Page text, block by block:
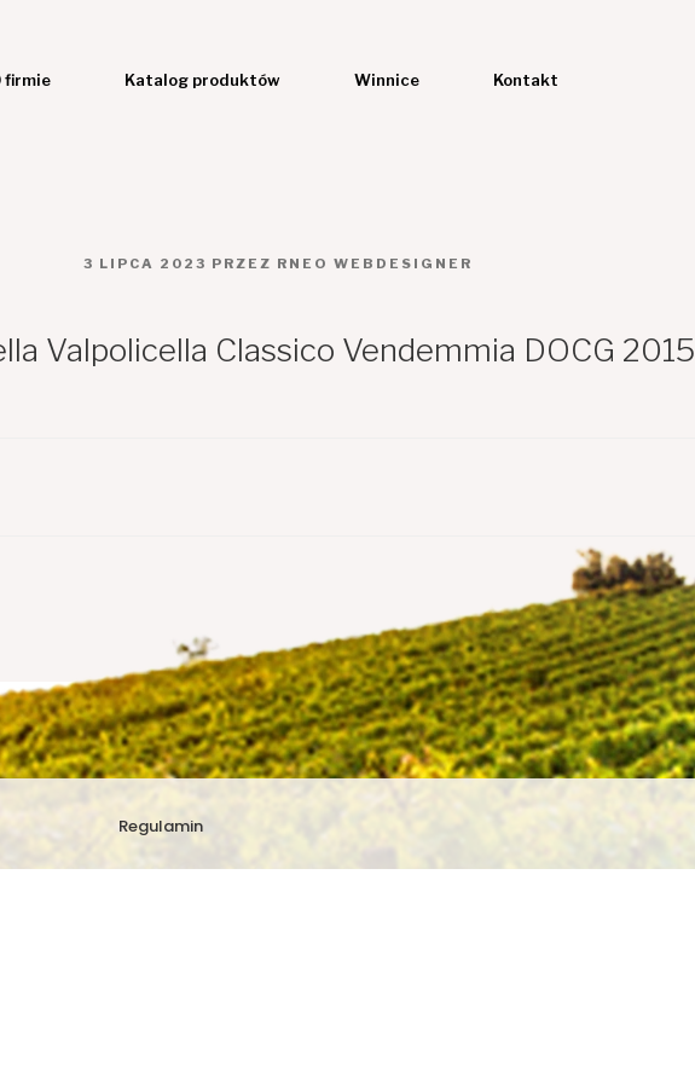
firmie Katalog produktów Winnice Kontakt
OPUBLIKOWANE
3 LIPCA 2023 PRZEZ RNEO WEBDESIGNER
Valpolicella Classico Vendemmia DOCG 2015
Regulamin